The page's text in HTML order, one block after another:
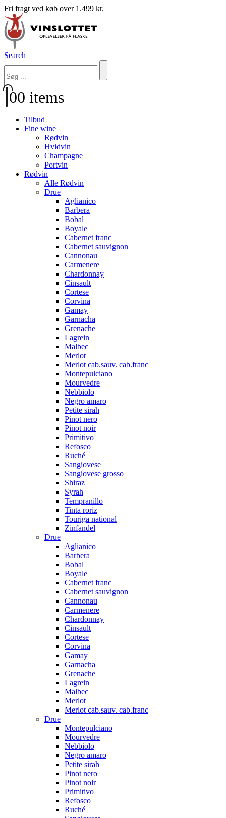
Fri fragt ved køb over 1.499 kr.
Search
00 items
Tilbud
Fine wine
Rødvin
Hvidvin
Champagne
Portvin
Rødvin
Alle Rødvin
Drue
Aglianico
Barbera
Bobal
Boyale
Cabernet franc
Cabernet sauvignon
Cannonau
Carmenere
Chardonnay
Cinsault
Cortese
Corvina
Gamay
Garnacha
Grenache
Lagrein
Malbec
Merlot
Merlot cab.sauv. cab.franc
Montepulciano
Mourvedre
Nebbiolo
Negro amaro
Petite sirah
Pinot nero
Pinot noir
Primitivo
Refosco
Ruché
Sangiovese
Sangiovese grosso
Shiraz
Syrah
Tempranillo
Tinta roriz
Touriga national
Zinfandel
Drue
Aglianico
Barbera
Bobal
Boyale
Cabernet franc
Cabernet sauvignon
Cannonau
Carmenere
Chardonnay
Cinsault
Cortese
Corvina
Gamay
Garnacha
Grenache
Lagrein
Malbec
Merlot
Merlot cab.sauv. cab.franc
Drue
Montepulciano
Mourvedre
Nebbiolo
Negro amaro
Petite sirah
Pinot nero
Pinot noir
Primitivo
Refosco
Ruché